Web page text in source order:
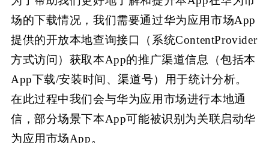
场的下载情况，我们需要通过华为应用市场App
提供的开放本地查询接口（系统ContentProvider
方式访问）获取本App的推广渠道信息（包括本
App下载/安装时间、渠道号）用于统计分析。
在此过程中我们会与华为应用市场进行本地通
信，部分场景下本App可能被识别为关联启动华
为应用市场App。